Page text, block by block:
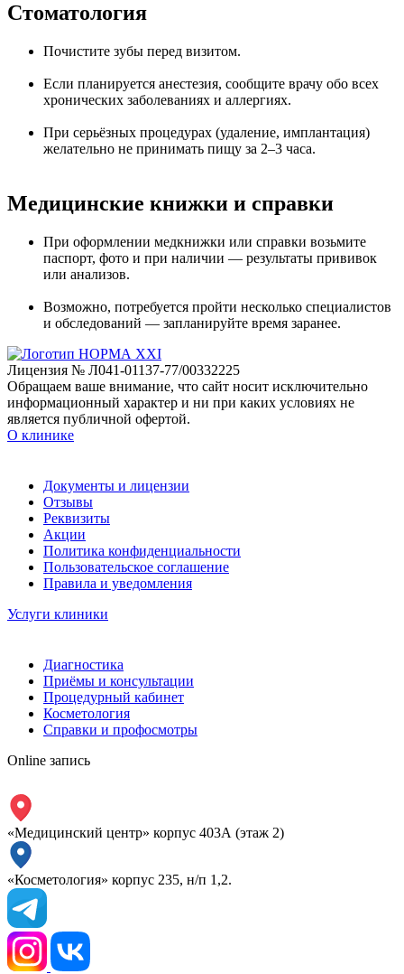
Стоматология
Почистите зубы перед визитом.
Если планируется анестезия, сообщите врачу обо всех
хронических заболеваниях и аллергиях.
При серьёзных процедурах (удаление, имплантация)
желательно не принимать пищу за 2–3 часа.
Медицинские книжки и справки
При оформлении медкнижки или справки возьмите
паспорт, фото и при наличии — результаты прививок
или анализов.
Возможно, потребуется пройти несколько специалистов
и обследований — запланируйте время заранее.
Лицензия № Л041-01137-77/00332225
Обращаем ваше внимание, что сайт носит исключительно
информационный характер и ни при каких условиях не
является публичной офертой.
О клинике
Документы и лицензии
Отзывы
Реквизиты
Акции
Политика конфиденциальности
Пользовательское соглашение
Правила и уведомления
Услуги клиники
Диагностика
Приёмы и консультации
Процедурный кабинет
Косметология
Справки и профосмотры
Online запись
«Медицинский центр» корпус 403А (этаж 2)
«Косметология» корпус 235, н/п 1,2.